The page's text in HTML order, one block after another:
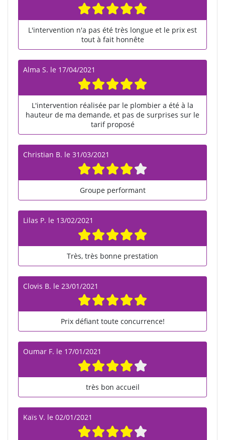
L'intervention n'a pas été très longue et le prix est
tout à fait honnête
Alma S. le 17/04/2021
L'intervention réalisée par le plombier a été à la
hauteur de ma demande, et pas de surprises sur le
tarif proposé
Christian B. le 31/03/2021
Groupe performant
Lilas P. le 13/02/2021
Très, très bonne prestation
Clovis B. le 23/01/2021
Prix défiant toute concurrence!
Oumar F. le 17/01/2021
très bon accueil
Kaïs V. le 02/01/2021